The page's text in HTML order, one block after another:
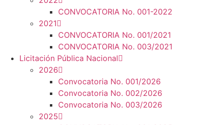
CONVOCATORIA No. 001-2022
2021
CONVOCATORIA No. 001/2021
CONVOCATORIA No. 003/2021
Licitación Pública Nacional
2026
Convocatoria No. 001/2026
Convocatoria No. 002/2026
Convocatoria No. 003/2026
2025